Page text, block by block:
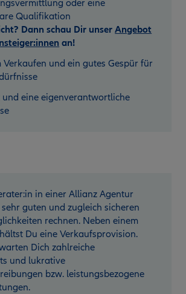
oder eine
Qualifikation
Dann schau Dir unserAngebot
an!
Verkaufen und ein gutes Gespür für
eine eigenverantwortliche
in einer Allianz Agentur
guten und zugleich sicheren
rechnen. Neben einem
Du eine Verkaufsprovision.
Dich zahlreiche
und lukrative
bzw. leistungsbezogene